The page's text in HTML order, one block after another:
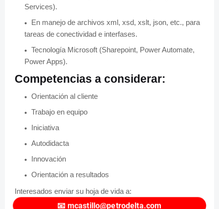
Services).
En manejo de archivos xml, xsd, xslt, json, etc., para
tareas de conectividad e interfases.
Tecnología Microsoft (Sharepoint, Power Automate,
Power Apps).
Competencias a considerar:
Orientación al cliente
Trabajo en equipo
Iniciativa
Autodidacta
Innovación
Orientación a resultados
Interesados enviar su hoja de vida a:
📧mcastillo@petrodelta.com